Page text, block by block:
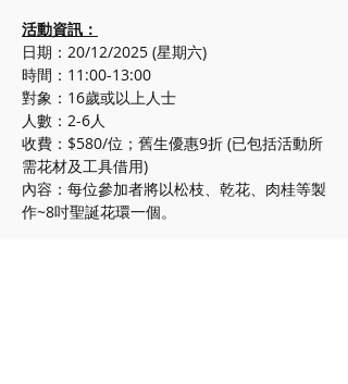
活動資訊：
日期：20/12/2025 (星期六)
時間：11:00-13:00
對象：16歲或以上人士
人數：2-6人
收費：$580/位；舊生優惠9折 (已包括活動所
需花材及工具借用)
內容：每位參加者將以松枝、乾花、肉桂等製
作~8吋聖誕花環一個。